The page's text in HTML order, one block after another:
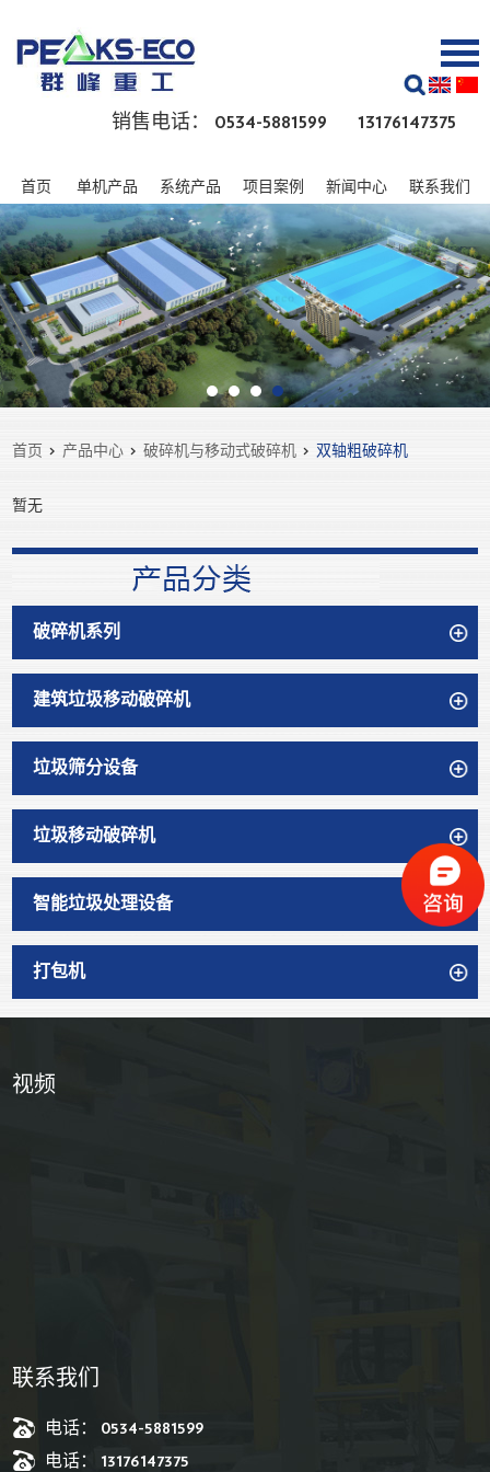
销售电话： 0534-5881599 13176147375
首页 单机产品 系统产品 项目案例 新闻中心 联系我们
首页 > 产品中心 >破碎机与移动式破碎机 > 双轴粗破碎机
暂无
破碎机系列
建筑垃圾移动破碎机
垃圾筛分设备
垃圾移动破碎机
智能垃圾处理设备
打包机
视频
联系我们
电话： 0534-5881599
电话： 13176147375